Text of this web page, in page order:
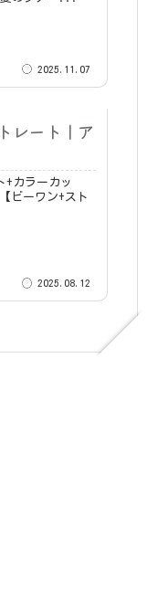
2025.11.07
レート｜ア
2025.08.12